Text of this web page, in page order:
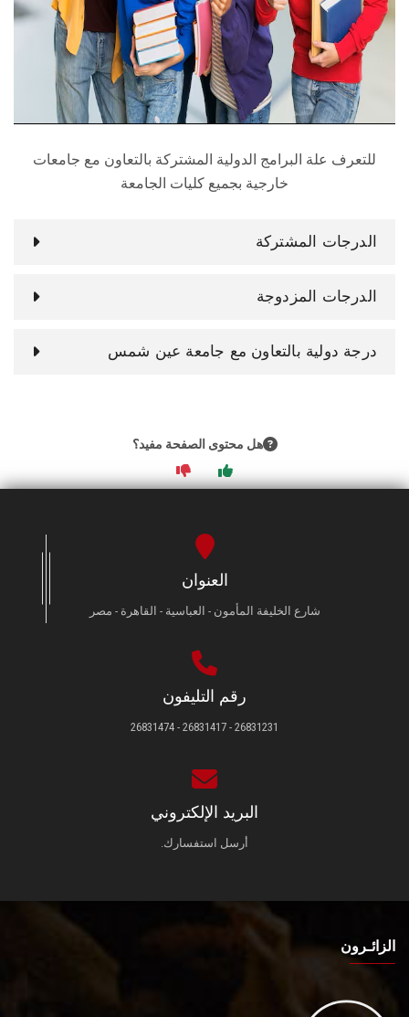
الخريجين
الموظفون
الزائـرون
للتعرف علة البرامج الدولية المشتركة بالتعاون مع جامعات
خارجية بجميع كليات الجامعة
الدرجات المشتركة
الدرجات المزدوجة
درجة دولية بالتعاون مع جامعة عين شمس
هل محتوى الصفحة مفيد؟
العنوان
شارع الخليفة المأمون - العباسية - القاهرة - مصر
رقم التليفون
26831231 - 26831417 - 26831474
البريد الإلكتروني
أرسل استفسارك.
الزائـرون